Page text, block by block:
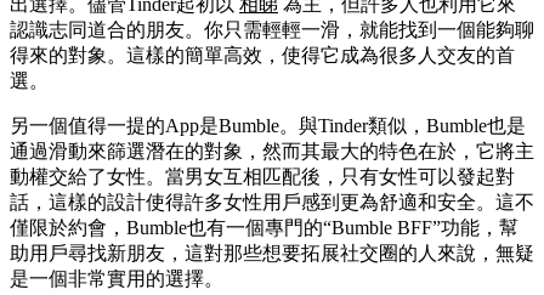
認識志同道合的朋友。你只需輕輕一滑，就能找到一個能夠聊
得來的對象。這樣的簡單高效，使得它成為很多人交友的首
選。
另一個值得一提的App是Bumble。與Tinder類似，Bumble也是
通過滑動來篩選潛在的對象，然而其最大的特色在於，它將主
動權交給了女性。當男女互相匹配後，只有女性可以發起對
話，這樣的設計使得許多女性用戶感到更為舒適和安全。這不
僅限於約會，Bumble也有一個專門的“Bumble BFF”功能，幫
助用戶尋找新朋友，這對那些想要拓展社交圈的人來說，無疑
是一個非常實用的選擇。